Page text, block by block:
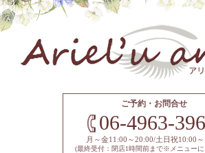
ご予約・お問合せ
06-4963-
月～金11:00～20:00/土日祝10:00
(最終受付：閉店1時間前まで※メニューに